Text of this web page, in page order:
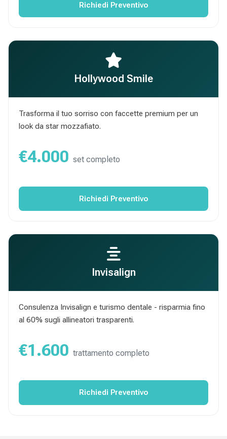
Richiedi Preventivo
Hollywood Smile
Trasforma il tuo sorriso con faccette premium per un
look da star mozzafiato.
€4.000 set completo
Richiedi Preventivo
Invisalign
Consulenza Invisalign e turismo dentale - risparmia fino
al 60% sugli allineatori trasparenti.
€1.600 trattamento completo
Richiedi Preventivo